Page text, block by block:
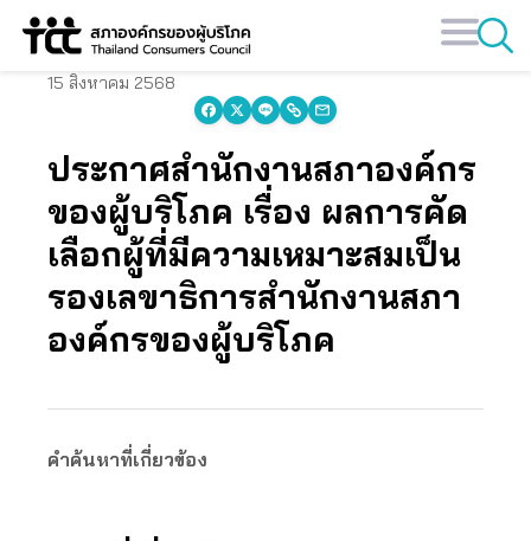
Skip
15 สิงหาคม 2568
ประกาศสำนักงานสภาองค์กร
ของผู้บริโภค เรื่อง ผลการคัด
เลือกผู้ที่มีความเหมาะสมเป็น
รองเลขาธิการสำนักงานสภา
องค์กรของผู้บริโภค
คำค้นหาที่เกี่ยวข้อง